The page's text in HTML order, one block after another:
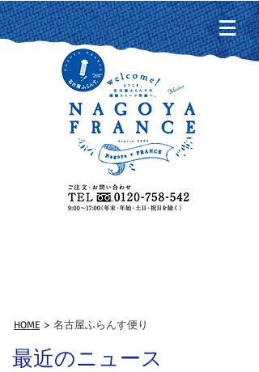
HOME > 名古屋ふらんす便り
最近のニュース